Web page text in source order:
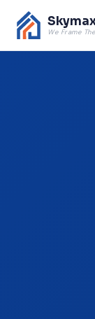
We Frame